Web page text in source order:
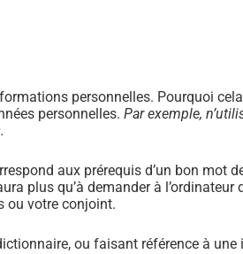
personnelles. Pourquoi
personnelles. Par exemple,
aux prérequis d’un bon mot
plus qu’à demander à
ou votre conjoint.
ou faisant référence à